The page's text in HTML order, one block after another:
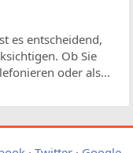
es entscheidend,
Ob Sie
oder als...